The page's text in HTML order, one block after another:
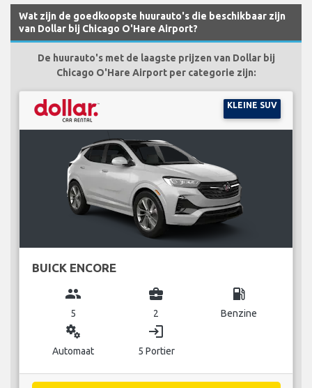
Wat zijn de goedkoopste huurauto's die beschikbaar zijn
van Dollar bij Chicago O'Hare Airport?
De huurauto's met de laagste prijzen van Dollar bij
Chicago O'Hare Airport per categorie zijn:
KLEINE SUV
BUICK ENCORE
group
5
business_center
2
local_gas_station
Benzine
miscellaneous_services
Automaat
login
5 Portier